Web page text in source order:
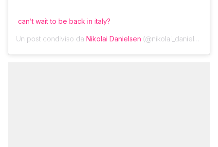
can’t wait to be back in italy?
Un post condiviso da Nikolai Danielsen (@nikolai_danielsen) in data: